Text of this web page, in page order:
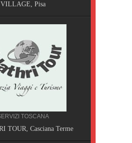
VILLAGE, Pisa
TOSCANA
TOUR, Casciana Terme